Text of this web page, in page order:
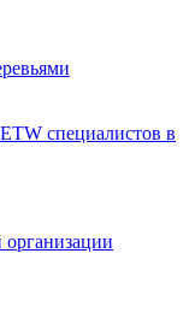
специалистов в
организации